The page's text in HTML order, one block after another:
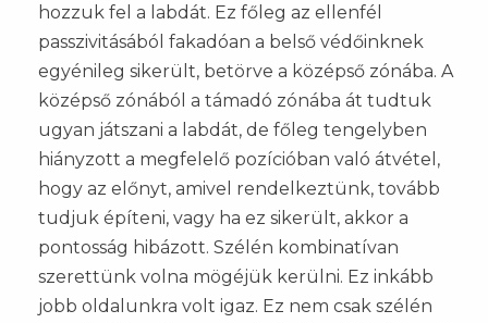
hozzuk fel a labdát. Ez főleg az ellenfél
passzivitásából fakadóan a belső védőinknek
egyénileg sikerült, betörve a középső zónába. A
középső zónából a támadó zónába át tudtuk
ugyan játszani a labdát, de főleg tengelyben
hiányzott a megfelelő pozícióban való átvétel,
hogy az előnyt, amivel rendelkeztünk, tovább
tudjuk építeni, vagy ha ez sikerült, akkor a
pontosság hibázott. Szélén kombinatívan
szerettünk volna mögéjük kerülni. Ez inkább
jobb oldalunkra volt igaz. Ez nem csak szélén